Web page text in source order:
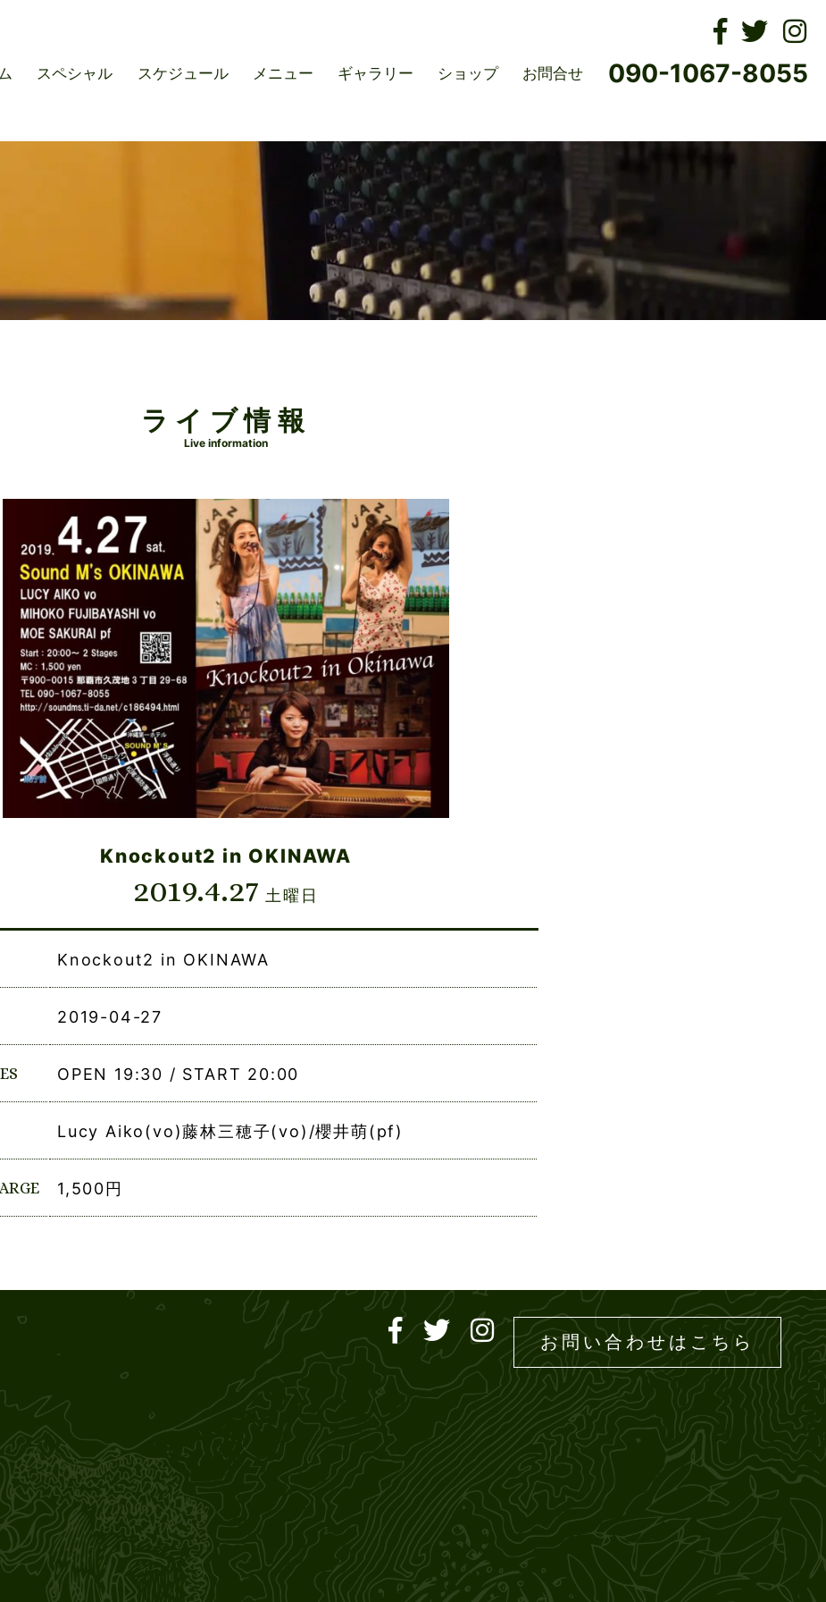
スペシャル スケジュール メニュー ギャラリー ショップ お問合せ 090-1067-8055
ライブ情報
Live information
Knockout2 in OKINAWA
2019.4.27 土曜日
Knockout2 in OKINAWA
2019-04-27
OPEN 19:30 / START 20:00
Lucy Aiko(vo)藤林三穂子(vo)/櫻井萌(pf)
1,500円
M'S – サウンドエムズ お問い合わせはこちら